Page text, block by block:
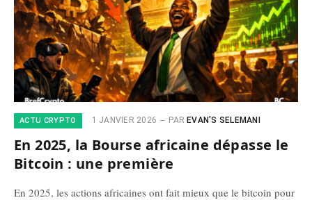
ACTU CRYPTO 1 JANVIER 2026 PAR EVAN'S SELEMANI
En 2025, la Bourse africaine dépasse le
Bitcoin : une première
En 2025, les actions africaines ont fait mieux que le bitcoin pour